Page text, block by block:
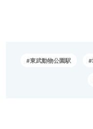
東武動物公園駅